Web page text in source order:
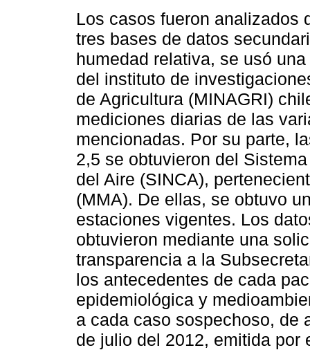
Los casos fueron analizados
tres bases de datos
humedad relativa, se usó
del instituto de
de Agricultura (MINAGRI)
mediciones diarias de las
mencionadas. Por su parte,
2,5 se obtuvieron del
del Aire (SINCA),
(MMA). De ellas, se obtuvo
estaciones vigentes. Los
obtuvieron mediante una
transparencia a la
los antecedentes de cada
epidemiológica y
a cada caso sospechoso, de
de julio del 2012, emitida por